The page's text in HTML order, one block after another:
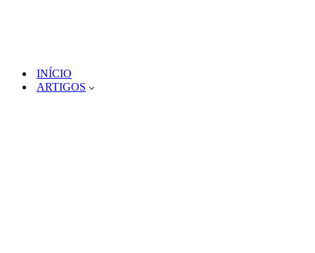
INÍCIO
ARTIGOS